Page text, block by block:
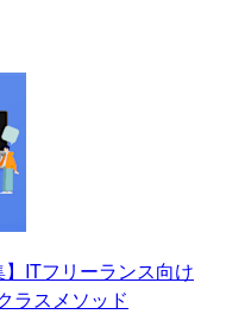
】ITフリーランス向け
ラスメソッド